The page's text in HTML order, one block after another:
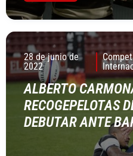
28 de junio de
2022
ALBERTO
RECOGEPELOTAS
DEBUTAR ANTE